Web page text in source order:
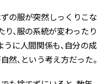
の服が突然しっくりこな
り、服の系統が変わったり
うに人間関係も、自分の成
然、という考え方だった。